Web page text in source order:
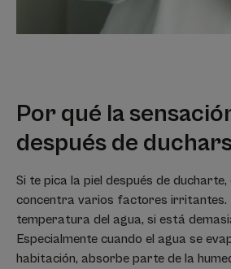
Por qué la
después de
Si te pica la piel después de
concentra varios factores irritantes.
temperatura del agua, si está
Especialmente cuando el agua se
habitación, absorbe parte de la